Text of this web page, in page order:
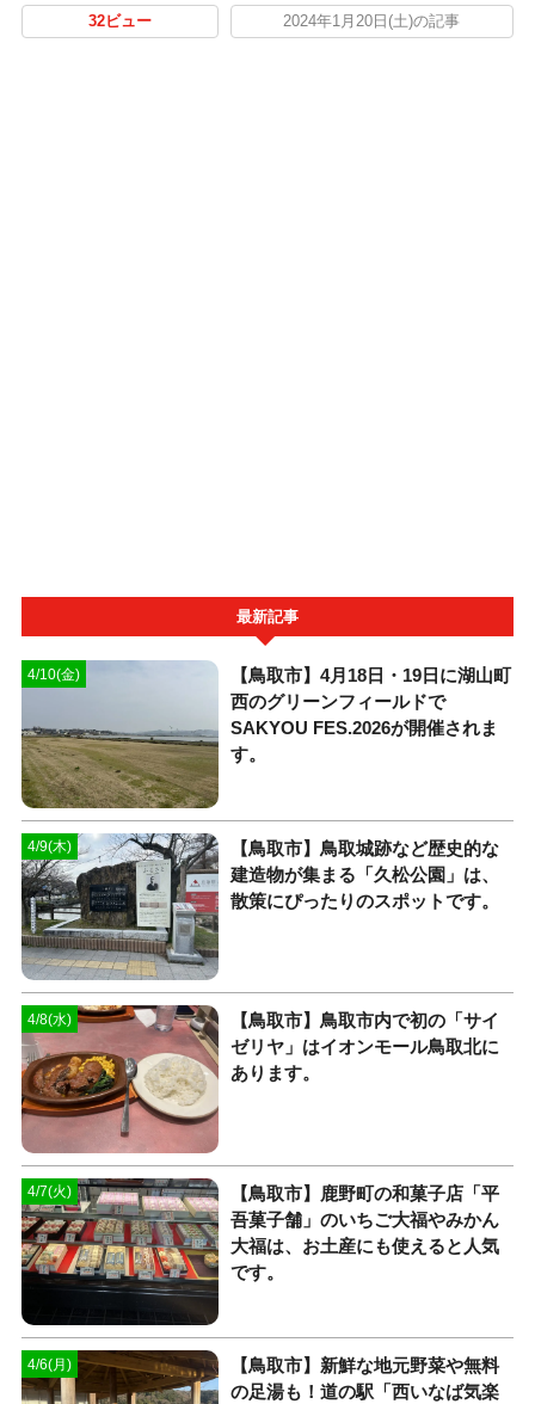
32ビュー 2024年1月20日(土)の記事
最新記事
4/10(金)
【鳥取市】4月18日・19日に湖山町
西のグリーンフィールドで
SAKYOU FES.2026が開催されま
す。
4/9(木)
【鳥取市】鳥取城跡など歴史的な
建造物が集まる「久松公園」は、
散策にぴったりのスポットです。
4/8(水)
【鳥取市】鳥取市内で初の「サイ
ゼリヤ」はイオンモール鳥取北に
あります。
4/7(火)
【鳥取市】鹿野町の和菓子店「平
吾菓子舗」のいちご大福やみかん
大福は、お土産にも使えると人気
です。
4/6(月)
【鳥取市】新鮮な地元野菜や無料
の足湯も！道の駅「西いなば気楽